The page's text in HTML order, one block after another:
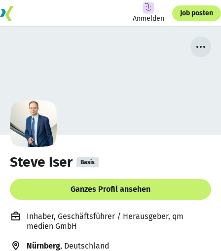
Anmelden
Job posten
Steve Iser Basis
Ganzes Profil ansehen
Inhaber, Geschäftsführer / Herausgeber, qm
medien GmbH
Nürnberg, Deutschland